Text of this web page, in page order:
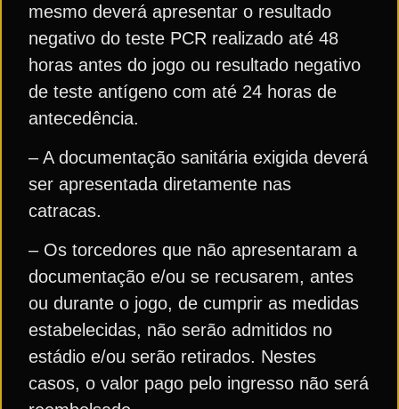
mesmo deverá apresentar o resultado
negativo do teste PCR realizado até 48
horas antes do jogo ou resultado negativo
de teste antígeno com até 24 horas de
antecedência.
– A documentação sanitária exigida deverá
ser apresentada diretamente nas
catracas.
– Os torcedores que não apresentaram a
documentação e/ou se recusarem, antes
ou durante o jogo, de cumprir as medidas
estabelecidas, não serão admitidos no
estádio e/ou serão retirados. Nestes
casos, o valor pago pelo ingresso não será